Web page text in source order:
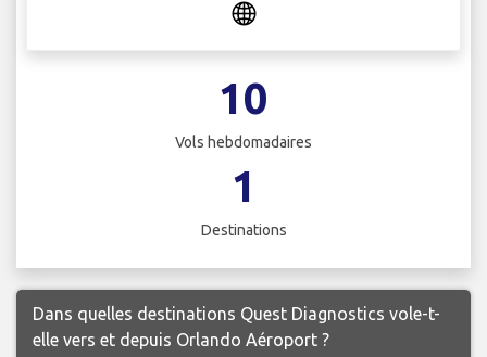
10
Vols hebdomadaires
1
Destinations
Dans quelles destinations Quest Diagnostics vole-t-
elle vers et depuis Orlando Aéroport ?